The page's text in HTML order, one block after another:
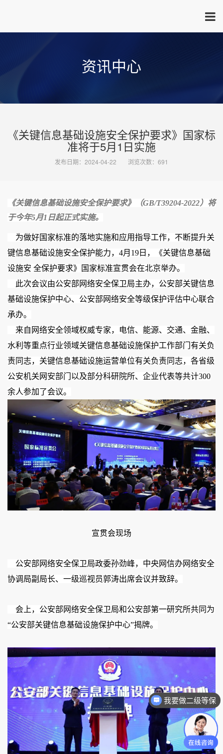
资讯中心
《关键信息基础设施安全保护要求》国家标
准将于5月1日实施
发布日期：2024-04-22 浏览次数：691
《关键信息基础设施安全保护要求》（GB/T39204-2022）将
于今年5月1日起正式实施。
键信息基础设施安全保护能力，4月19日，《关键信息基础
设施安 全保护要求》国家标准宣贯会在北京举办。
基础设施保护中心、公安部网络安全等级保护评估中心联合
承办。
水利等重点行业领域关键信息基础设施保护工作部门有关负
责同志，关键信息基础设施运营单位有关负责同志，各省级
公安机关网安部门以及部分科研院所、企业代表等共计300
余人参加了会议。
宣贯会现场
协调局副局长、一级巡视员郭涛出席会议并致辞。
“公安部关键信息基础设施保护中心”揭牌。
我要做二级等保